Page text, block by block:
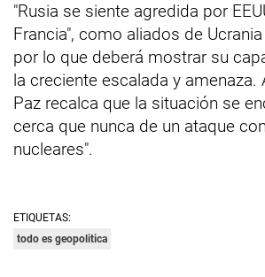
"Rusia se siente agredida por
Francia", como aliados de
por lo que deberá mostrar su
la creciente escalada y amenaza.
Paz recalca que la situación se
cerca que nunca de un ataque
nucleares".
ETIQUETAS:
todo es geopolitica